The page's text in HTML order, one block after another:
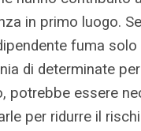
in primo luogo.
fuma solo
di determinate
potrebbe essere
per ridurre il